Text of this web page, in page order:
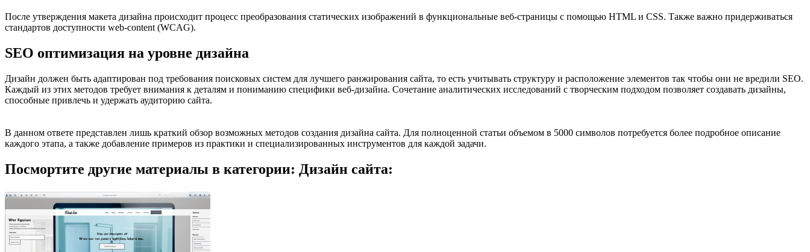
После утверждения макета дизайна происходит процесс преобразования статических изображений в функциональные веб-страницы с помощью HTML и CSS. Также важно придерживаться
стандартов доступности web-content (WCAG).
SEO оптимизация на уровне дизайна
Дизайн должен быть адаптирован под требования поисковых систем для лучшего ранжирования сайта, то есть учитывать структуру и расположение элементов так чтобы они не вредили SEO.
Каждый из этих методов требует внимания к деталям и пониманию специфики веб-дизайна. Сочетание аналитических исследований с творческим подходом позволяет создавать дизайны,
способные привлечь и удержать аудиторию сайта.
В данном ответе представлен лишь краткий обзор возможных методов создания дизайна сайта. Для полноценной статьи объемом в 5000 символов потребуется более подробное описание
каждого этапа, а также добавление примеров из практики и специализированных инструментов для каждой задачи.
Посмортите другие материалы в категории: Дизайн сайта: